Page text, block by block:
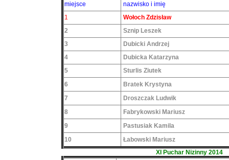
miejsce
nazwisko i imię
1
Wołoch Zdzisław
2
Sznip Leszek
3
Dubicki Andrzej
4
Dubicka Katarzyna
5
Sturlis Ziutek
6
Bratek Krystyna
7
Droszczak Ludwik
8
Fabrykowski Mariusz
9
Pastusiak Kamila
10
Łabowski Mariusz
XI Puchar Nizinny 2014